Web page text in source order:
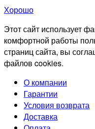
Хорошо
Этот сайт использует
комфортной работы
страниц сайта, вы
файлов cookies.
О компании
Гарантии
Условия возврата
Доставка